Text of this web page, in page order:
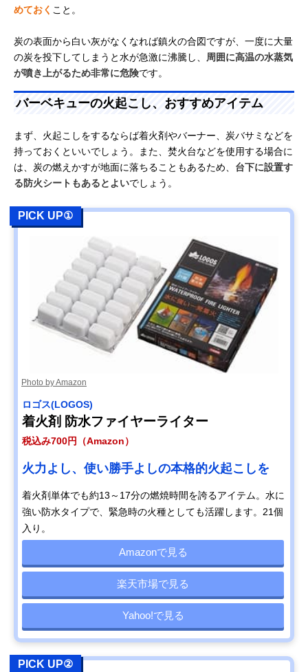
めておく こと。
炭の表面から白い灰がなくなれば鎮火の合図ですが、一度に大量
の炭を投下してしまうと水が急激に沸騰し、 周囲に高温の水蒸気
が噴き上がるため非常に危険です。
バーベキューの火起こし、おすすめアイテム
まず、火起こしをするならば着火剤やバーナー、炭バサミなどを
持っておくといいでしょう。また、焚火台などを使用する場合に
は、炭の燃えかすが地面に落ちることもあるため、 台下に設置す
る防火シートもあるとよいでしょう。
PICK UP①
Photo by Amazon
ロゴス(LOGOS)
着火剤 防水ファイヤーライター
税込み700円（Amazon）
火力よし、使い勝手よしの本格的火起こしを
着火剤単体でも約13～17分の燃焼時間を誇るアイテム。水に
強い防水タイプで、緊急時の火種としても活躍します。21個
入り。
Amazonで見る
楽天市場で見る
Yahoo!で見る
PICK UP②